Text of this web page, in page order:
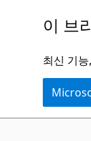
이 브
최신 기